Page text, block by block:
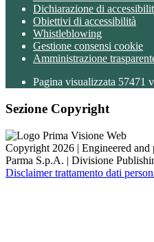
Dichiarazione di
Obiettivi di accessibilità
Whistleblowing
Gestione consensi cookie
Amministrazione
Pagina visualizzata 57471
Sezione Copyright
Copyright 2026 | Engineered
Parma S.p.A. | Divisione
Disclaimer trattamento dati